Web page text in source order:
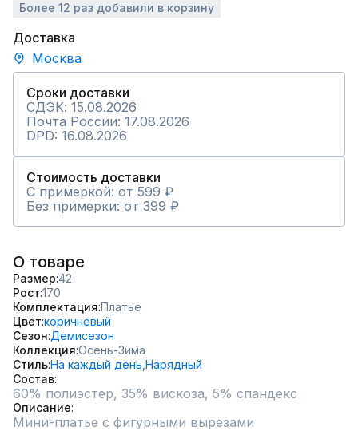
Более 12 раз добавили в корзину
Доставка
Москва
Сроки доставки
СДЭК: 15.08.2026
Почта России: 17.08.2026
DPD: 16.08.2026
Стоимость доставки
С примеркой: от 599 ₽
Без примерки: от 399 ₽
О товаре
Размер 42
Рост 170
Комплектация Платье
Цвет коричневый
Сезон Демисезон
Коллекция Осень-Зима
СтильНа каждый день, Нарядный
Состав
60% полиэстер, 35% вискоза, 5% спандекс
Описание
Мини-платье с фигурными вырезами